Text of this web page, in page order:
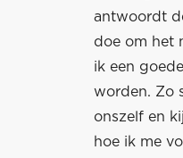
antwoordt
doe om het
ik een
worden. Zo
onszelf en
hoe ik me